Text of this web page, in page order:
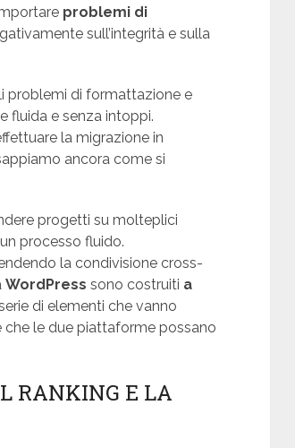
problemi di
sull’integrità e sulla
problemi di formattazione e
fluida e senza intoppi.
la migrazione in
ancora come si
progetti su molteplici
processo fluido.
la condivisione cross-
WordPress sono costruiti a
di elementi che vanno
le due piattaforme possano
RANKING E LA